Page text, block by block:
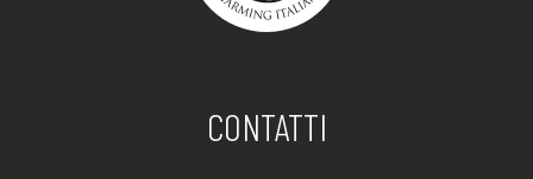
CONTATTI